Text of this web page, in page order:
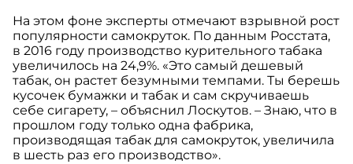
На этом фоне эксперты отмечают взрывной рост
популярности самокруток. По данным Росстата,
в 2016 году производство курительного табака
увеличилось на 24,9%. «Это самый дешевый
табак, он растет безумными темпами. Ты берешь
кусочек бумажки и табак и сам скручиваешь
себе сигарету, – объяснил Лоскутов. – Знаю, что в
прошлом году только одна фабрика,
производящая табак для самокруток, увеличила
в шесть раз его производство».